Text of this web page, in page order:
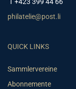
T +423 399 44 66
philatelie@post.li
QUICK LINKS
Sammlervereine
Abonnemente